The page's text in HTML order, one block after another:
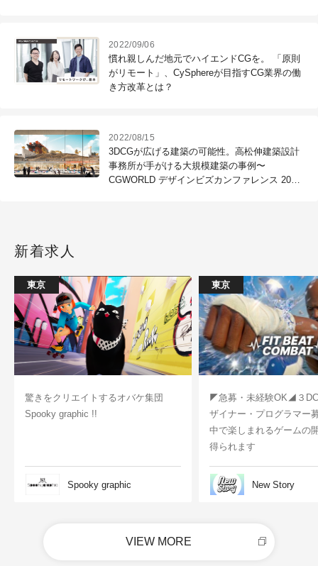
2022/09/06
慣れ親しんだ地元でハイエンドCGを。 「原則
がリモート」、CySphereが目指すCG業界の働
き方改革とは？
2022/08/15
3DCGが広げる建築の可能性。高松伸建築設計
事務所が手がける大規模建築の事例〜
CGWORLD デザインビズカンファレンス 2022
新着求人
東京
驚きをクリエイトするオバケ集団
Spooky graphic !!
Spooky graphic
東京
◤急募・未経験OK◢３
ザイナー・プログラマー
中で楽しまれるゲームの
得られます
New Story
VIEW MORE